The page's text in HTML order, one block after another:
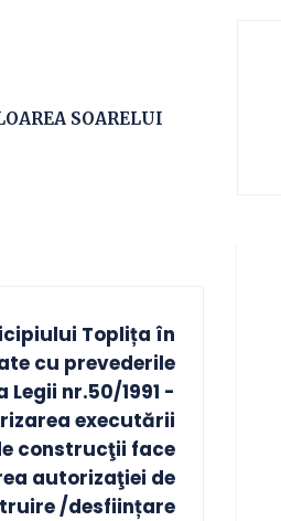
SOARELUI
Toplița în
cu prevederile
Legii nr.50/1991 -
executării
construcţii face
autorizaţiei de
/desființare